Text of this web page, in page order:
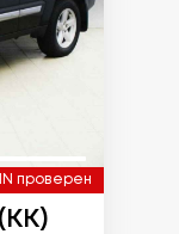
проверен